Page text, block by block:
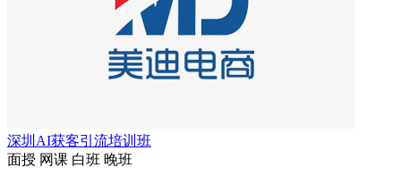
深圳AI获客引流培训班
面授 网课 白班 晚班